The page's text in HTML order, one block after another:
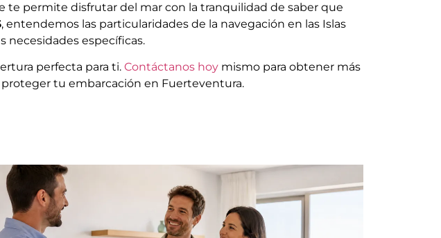
permite disfrutar del mar con la tranquilidad de saber que
, entendemos las particularidades de la navegación en las Islas
necesidades específicas.
perfecta para ti. Contáctanos hoy mismo para obtener más
tu embarcación en Fuerteventura.